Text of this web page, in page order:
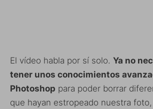
El vídeo habla por sí solo. Ya no
tener unos conocimientos
Photoshop para poder borrar
que hayan estropeado nuestra